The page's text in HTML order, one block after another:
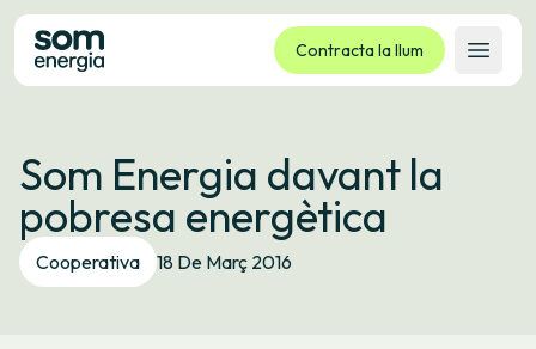
Contracta la llum
Obrir
Tarifes
Serveis
Empreses
La cooperativa
Som Energia davant la
pobresa energètica
Cooperativa 18 De Març 2016